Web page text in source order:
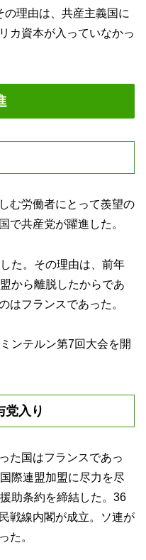
理由は、共産主義国に
カ資本が入っていなかっ
む労働者にとって羨望の
で共産党が躍進した。
た。その理由は、前年
から離脱したからであ
はフランスであった。
ンテルン第7回大会を開
党入り
た国はフランスであっ
際連盟加盟に尽力を尽
助条約を締結した。36
戦線内閣が成立。ソ連が
た。